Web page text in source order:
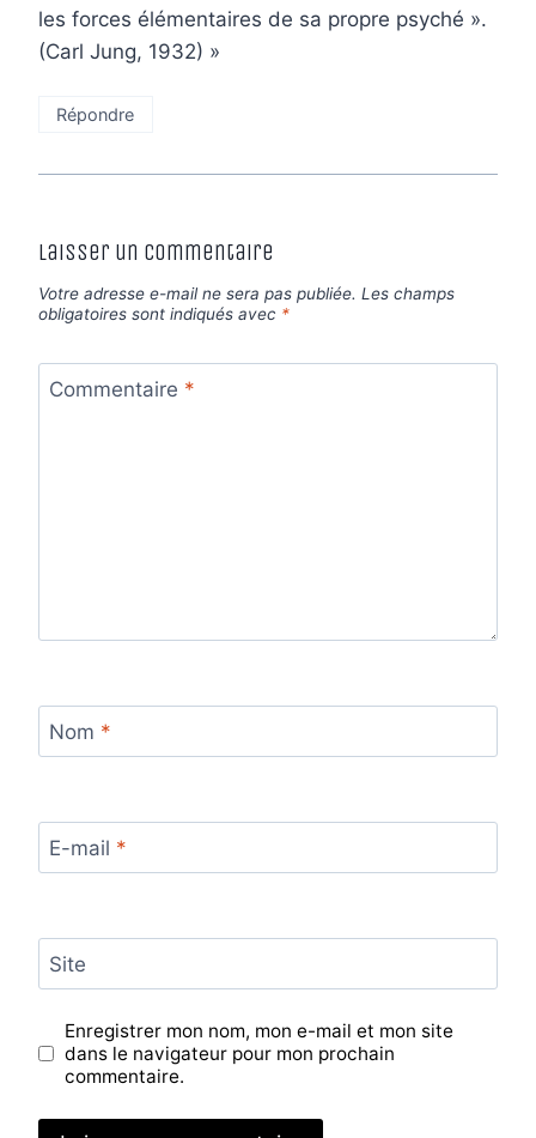
les forces élémentaires de sa propre psyché ».
(Carl Jung, 1932) »
Répondre
Laisser un commentaire
Votre adresse e-mail ne sera pas publiée. Les champs
obligatoires sont indiqués avec *
Commentaire *
Nom *
E-mail *
Site
Enregistrer mon nom, mon e-mail et mon site
dans le navigateur pour mon prochain
commentaire.